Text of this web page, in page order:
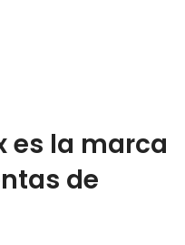
es la marca
de